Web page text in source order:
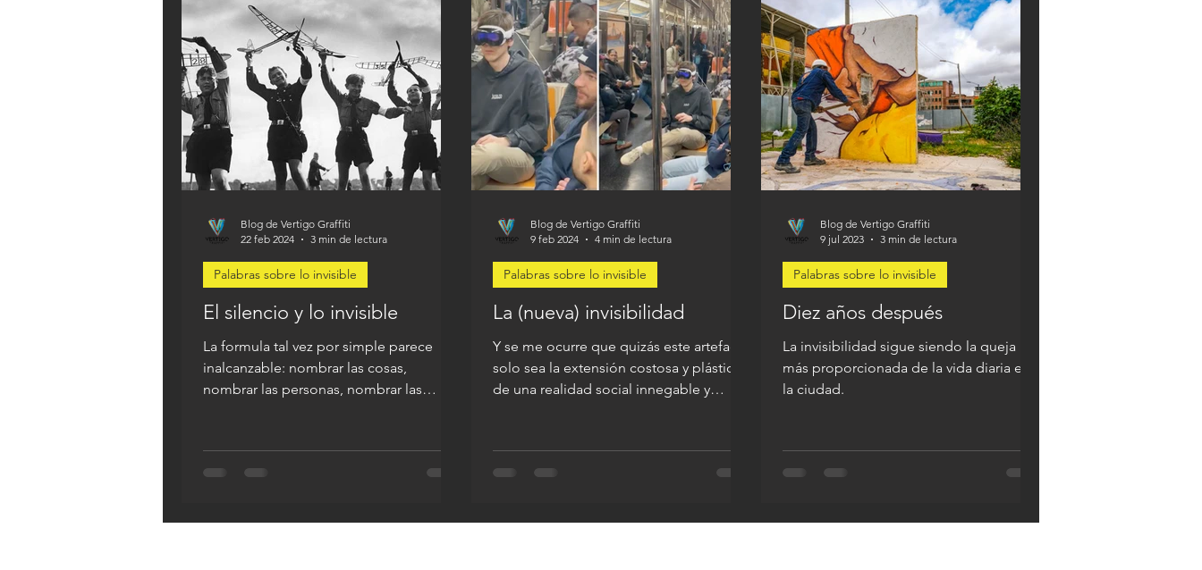
El silencio y lo invisible
La formula tal vez por simple parece
inalcanzable: nombrar las cosas,
nombrar las personas, nombrar las
Palabras sobre lo invisible
Blog de Vertigo Graffiti
22 feb 2024
3 min de lectura
La (nueva) invisibilidad
Y se me ocurre que quizás este artefacto
solo sea la extensión costosa y plástica
de una realidad social innegable y
Palabras sobre lo invisible
Blog de Vertigo Graffiti
9 feb 2024
4 min de lectura
Diez años después
La invisibilidad sigue siendo la queja
más proporcionada de la vida diaria en
la ciudad.
Palabras sobre lo invisible
Blog de Vertigo Graffiti
9 jul 2023
3 min de lectura